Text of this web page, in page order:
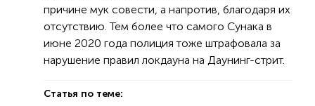
причине мук совести, а напротив, благодаря их
отсутствию. Тем более что самого Сунака в
июне 2020 года полиция тоже штрафовала за
нарушение правил локдауна на Даунинг-стрит.
Статья по теме: